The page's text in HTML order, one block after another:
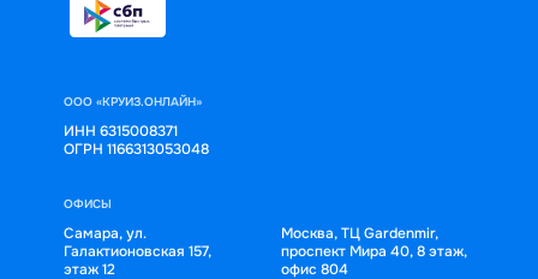
ООО «КРУИЗ.ОНЛАЙН»
ИНН 6315008371
ОГРН 1166313053048
ОФИСЫ
Самара, ул.
Галактионовская 157,
этаж 12
Москва, ТЦ Gardenmir,
проспект Мира 40, 8 этаж,
офис 804